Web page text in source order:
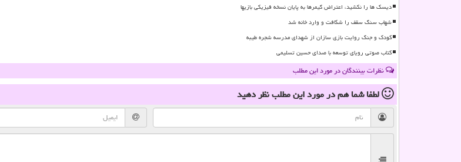
دیسک ها را نکشید، اعتراض گیمرها به پایان نسخه فیزیکی بازیها
شهاب سنگ سقف را شکافت و وارد خانه شد
کودک و جنگ روایت بازی سازان از شهدای مدرسه شجره طیبه
کتاب صوتی رویای توسعه با صدای حسین تسلیمی
نظرات بینندگان در مورد این مطلب
لطفا شما همدر مورد این مطلبنظر دهید